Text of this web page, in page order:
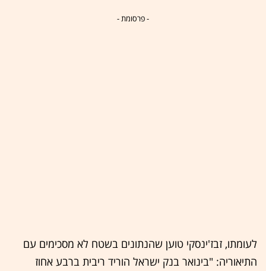
- פרסומת -
לעומתו, זבז'ינסקי טוען שהנתונים בשטח לא מסכימים עם
התיאוריה: "בינואר בנק ישראל הוריד ריבית ברבע אחוז